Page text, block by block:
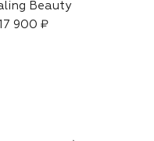
Beauty
900 ₽